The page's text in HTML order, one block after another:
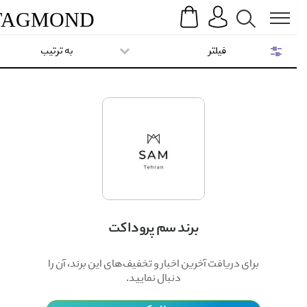
Search
TAGMOND
برند سم پروداکت
برای دریافت آخرین اخبار و تخفیف‌های این برند، آن را
دنبال نمایید.
به ترتیب فیلتر